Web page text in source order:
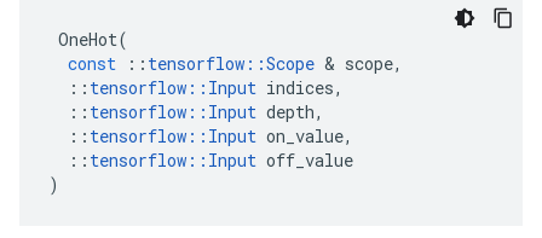
OneHot(
const
:: tensorflow ::Scope & scope,
:: tensorflow :: Input indices,
:: tensorflow :: Input depth,
:: tensorflow :: Input on_value,
:: tensorflow :: Input off_value
)